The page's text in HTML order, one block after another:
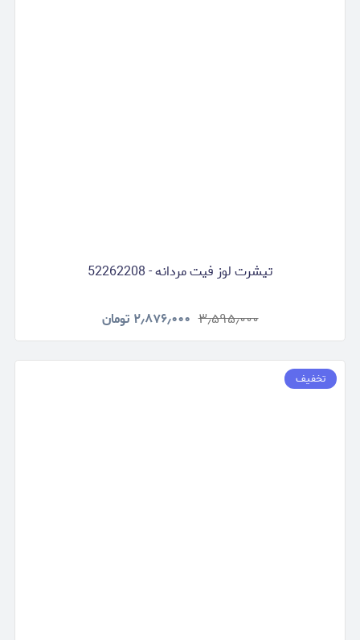
تیشرت لوز فیت مردانه - 52262208
۳٫۵۹۵٫۰۰۰ ۲٫۸۷۶٫۰۰۰ تومان
تخفیف